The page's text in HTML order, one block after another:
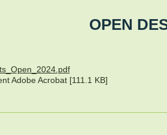
DES
Adobe Acrobat [111.1 KB]